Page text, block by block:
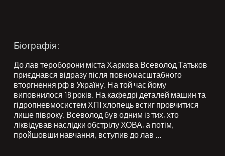
Біографія:
До лав тероборони міста Харкова Всеволод Татьков
приєднався відразу після повномасштабного
вторгнення рф в Україну. На той час йому
виповнилося 18 років. На кафедрі деталей машин та
гідропневмосистем ХПІ хлопець встиг провчитися
лише півроку. Всеволод був одним із тих, хто
ліквідував наслідки обстрілу ХОВА, а потім,
пройшовши навчання, вступив до лав